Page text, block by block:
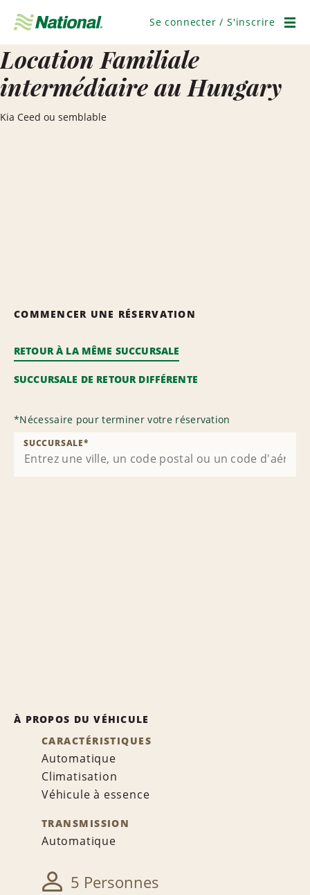
navigation
Se connecter / S'inscrire
Location Familiale
intermédiaire au Hungary
Kia Ceed ou semblable
COMMENCER UNE RÉSERVATION
RETOUR À LA MÊME SUCCURSALE
SUCCURSALE DE RETOUR DIFFÉRENTE
*Nécessaire pour terminer votre réservation
SUCCURSALE*
À PROPOS DU VÉHICULE
CARACTÉRISTIQUES
Automatique
Climatisation
Véhicule à essence
TRANSMISSION
Automatique
5 Personnes